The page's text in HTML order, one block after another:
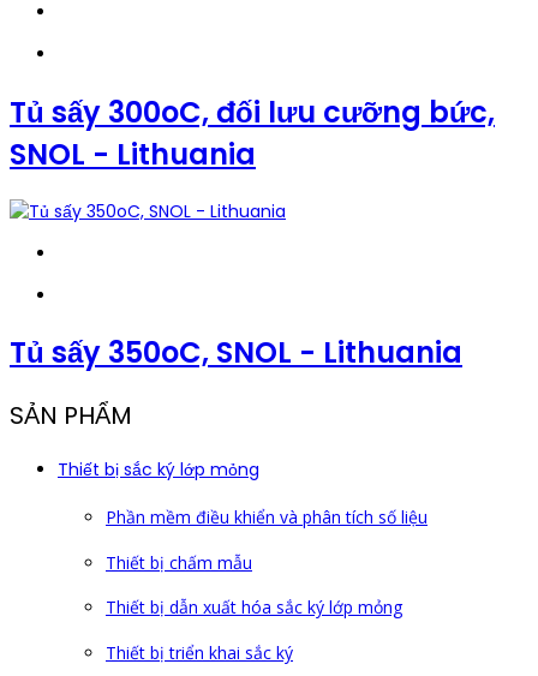
Tủ sấy 300oC, đối lưu cưỡng bức,
SNOL - Lithuania
Tủ sấy 350oC, SNOL - Lithuania
SẢN PHẨM
Thiết bị sắc ký lớp mỏng
Phần mềm điều khiển và phân tích số liệu
Thiết bị chấm mẫu
Thiết bị dẫn xuất hóa sắc ký lớp mỏng
Thiết bị triển khai sắc ký